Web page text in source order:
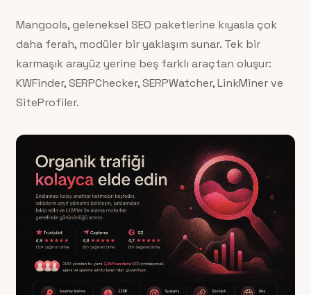
Mangools, geleneksel SEO paketlerine kıyasla çok
daha ferah, modüler bir yaklaşım sunar. Tek bir
karmaşık arayüz yerine beş farklı araçtan oluşur:
KWFinder, SERPChecker, SERPWatcher, LinkMiner ve
SiteProfiler.